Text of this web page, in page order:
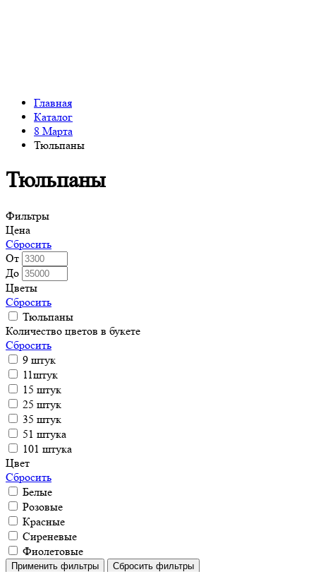
Главная
Каталог
8 Марта
Тюльпаны
Тюльпаны
Фильтры
Цена
Сбросить
От
До
Цветы
Сбросить
Тюльпаны
Количество цветов в букете
Сбросить
9 штук
11штук
15 штук
25 штук
35 штук
51 штука
101 штука
Цвет
Сбросить
Белые
Розовые
Красные
Сиреневые
Фиолетовые